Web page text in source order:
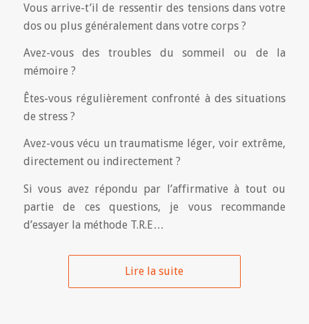
Vous arrive-t’il de ressentir des tensions dans votre
dos ou plus généralement dans votre corps ?
Avez-vous des troubles du sommeil ou de la
mémoire ?
Êtes-vous régulièrement confronté à des situations
de stress ?
Avez-vous vécu un traumatisme léger, voir extrême,
directement ou indirectement ?
Si vous avez répondu par l’affirmative à tout ou
partie de ces questions, je vous recommande
d’essayer la méthode T.R.E…
Lire la suite